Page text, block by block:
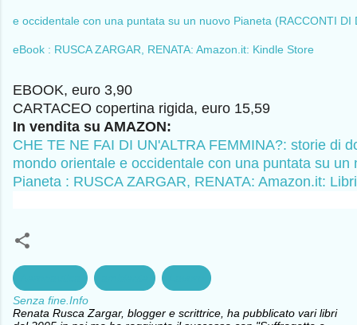
e occidentale con una puntata su un nuovo Pianeta (RACCONTI DI
eBook : RUSCA ZARGAR, RENATA: Amazon.it: Kindle Store
EBOOK, euro 3,90
CARTACEO copertina rigida, euro 15,59
In vendita su AMAZON:
CHE TE NE FAI DI UN'ALTRA FEMMINA?: storie di
mondo orientale e occidentale con una puntata su un
Pianeta : RUSCA ZARGAR, RENATA: Amazon.it: Libri
Senza fine.Info
Renata Rusca Zargar, blogger e scrittrice, ha pubblicato vari libri